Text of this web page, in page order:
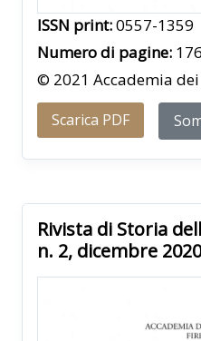
ISSN print:0557-1359
Numero di pagine: 176
© 2021 Accademia
Scarica PDF
Rivista di Storia
n. 2, dicembre 2020